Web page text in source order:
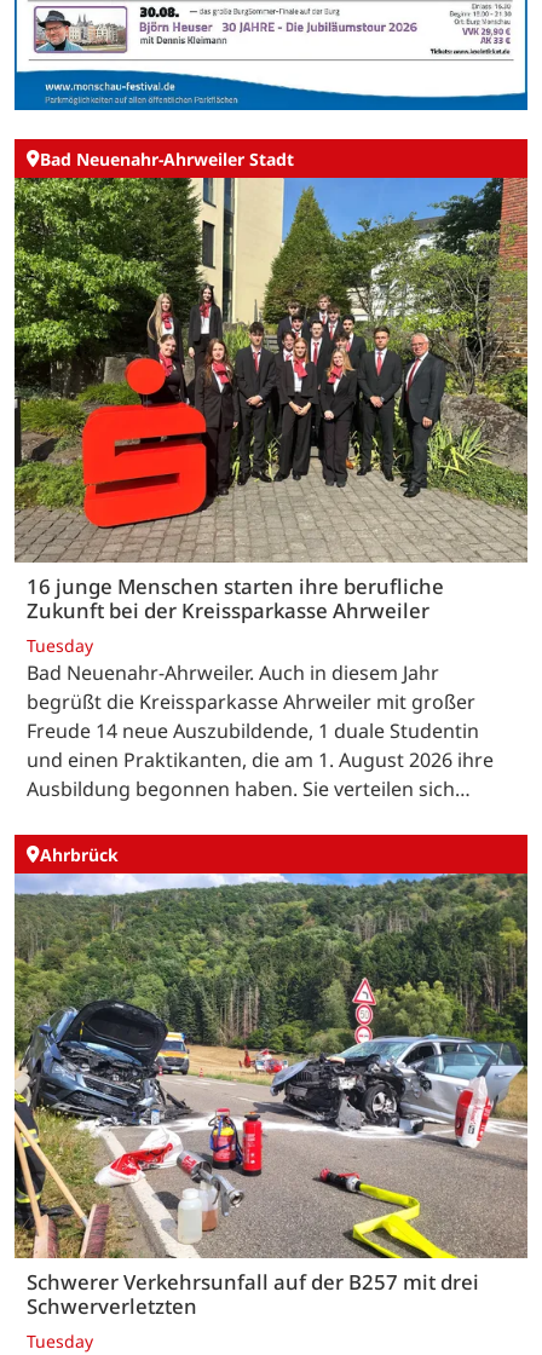
Bad Neuenahr-Ahrweiler Stadt
16 junge Menschen starten ihre berufliche
Zukunft bei der Kreissparkasse Ahrweiler
Tuesday
Bad Neuenahr-Ahrweiler. Auch in diesem Jahr
begrüßt die Kreissparkasse Ahrweiler mit großer
Freude 14 neue Auszubildende, 1 duale Studentin
und einen Praktikanten, die am 1. August 2026 ihre
Ausbildung begonnen haben. Sie verteilen sich…
Ahrbrück
Schwerer Verkehrsunfall auf der B257 mit drei
Schwerverletzten
Tuesday